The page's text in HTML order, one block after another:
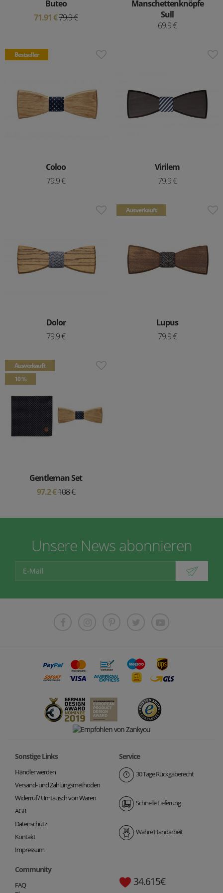
Buteo
71.91 €79.9 €
Manschettenknöpfe
Sull
69.9 €
Bestseller
Coloo
79.9 €
Virilem
79.9 €
Dolor
79.9 €
Ausverkauft
Lupus
79.9 €
Ausverkauft
10 %
Gentleman Set
97.2 €108 €
Unsere News abonnieren
Sonstige Links
Händler werden
Versand- und Zahlungsmethoden
Widerruf / Umtausch von Waren
AGB
Datenschutz
Kontakt
Impressum
Service
30 Tage Rückgaberecht
Schnelle Lieferung
Wahre Handarbeit
Community
FAQ
34.615€